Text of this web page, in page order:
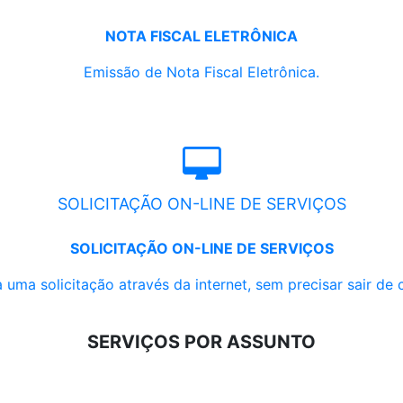
NOTA FISCAL ELETRÔNICA
Emissão de Nota Fiscal Eletrônica.
SOLICITAÇÃO ON-LINE DE SERVIÇOS
SOLICITAÇÃO ON-LINE DE SERVIÇOS
uma solicitação através da internet, sem precisar sair de
SERVIÇOS POR ASSUNTO